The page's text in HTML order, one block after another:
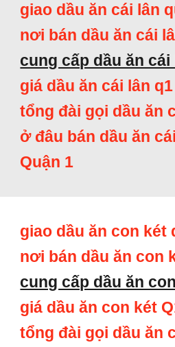
giao dầu ăn cái lân
nơi bán dầu ăn cái
cung cấp dầu ăn cái
giá dầu ăn cái lân
tổng đài gọi dầu ăn
ở đâu bán dầu ăn
Quận 1
giao dầu ăn con két
nơi bán dầu ăn con
cung cấp dầu ăn
giá dầu ăn con két
tổng đài gọi dầu ăn